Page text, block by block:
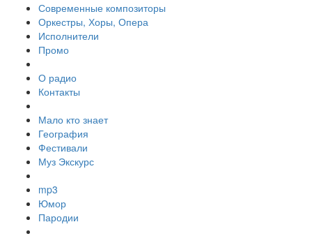
Современные композиторы
Оркестры, Хоры, Опера
Исполнители
Промо
О радио
Контакты
Мало кто знает
География
Фестивали
Муз Экскурс
mp3
Юмор
Пародии